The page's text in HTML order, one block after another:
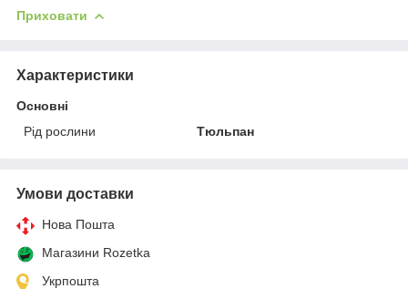
Приховати
Характеристики
Основні
Рід рослини
Тюльпан
Умови доставки
Нова Пошта
Магазини Rozetka
Укрпошта